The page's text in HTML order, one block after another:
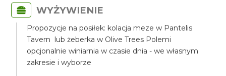
WYŻYWIENIE
Propozycje na posiłek: kolacja meze w Pantelis
Tavern lub żeberka w Olive Trees Polemi
opcjonalnie winiarnia w czasie dnia - we własnym
zakresie i wyborze